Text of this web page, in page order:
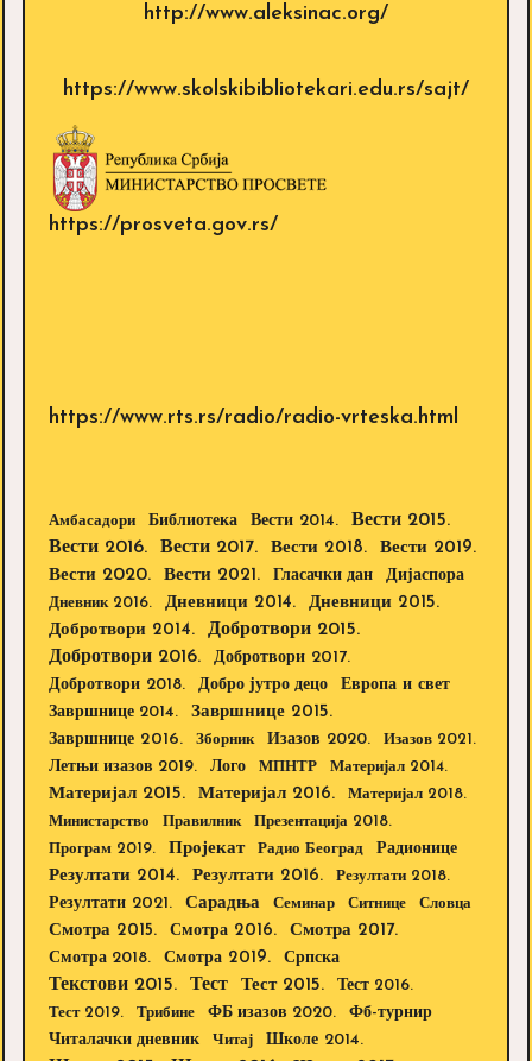
http://www.aleksinac.org/
https://www.skolskibibliotekari.edu.rs/sajt/
https://prosveta.gov.rs/
https://www.rts.rs/radio/radio-vrteska.html
Амбасадори Библиотека Вести 2014.
Вести 2015.
Вести 2016.
Вести 2017. Вести 2018.
Вести 2019.
Вести 2020.
Вести 2021. Гласачки дан Дијаспора
Дневник 2016. Дневници 2014.
Дневници 2015.
Добротвори 2014.
Добротвори 2015.
Добротвори 2016.
Добротвори 2017.
Добротвори 2018.
Добро јутро децо Европа и свет
Завршнице 2014.
Завршнице 2015.
Завршнице 2016.
Зборник Изазов 2020.
Изазов 2021.
Летњи изазов 2019.
Лого МПНТР Материјал 2014.
Материјал 2015. Материјал 2016.
Материјал 2018.
Министарство
Правилник
Презентација 2018.
Програм 2019.
Пројекат Радио Београд
Радионице
Резултати 2014.
Резултати 2016. Резултати 2018.
Резултати 2021. Сарадња Семинар Ситнице Словца
Смотра 2015. Смотра 2016. Смотра 2017.
Смотра 2018. Смотра 2019. Српска
Текстови 2015. Тест Тест 2015.
Тест 2016.
Тест 2019.
Трибине ФБ изазов 2020.
Фб-турнир
Читалачки дневник
Читај Школе 2014.